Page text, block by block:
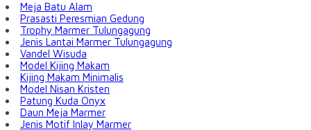
Meja Batu Alam
Prasasti Peresmian Gedung
Trophy Marmer Tulungagung
Jenis Lantai Marmer Tulungagung
Vandel Wisuda
Model Kijing Makam
Kijing Makam Minimalis
Model Nisan Kristen
Patung Kuda Onyx
Daun Meja Marmer
Jenis Motif Inlay Marmer